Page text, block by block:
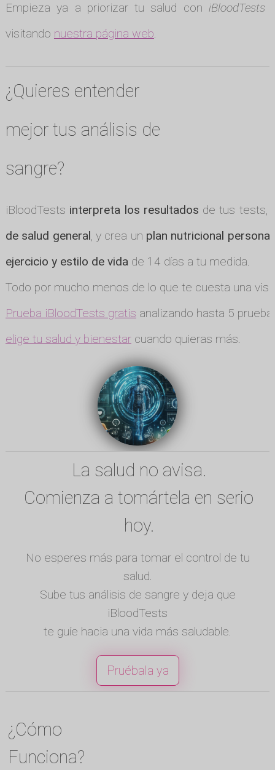
Empieza ya a priorizar tu salud coniBloodTests
visitando nuestra página web.
¿Quieres entender
mejor tus análisis de
sangre?
iBloodTests interpreta los resultados de tus tests,
de salud general, y crea un plan nutricional
ejercicio y estilo de vidade 14 días a tu medida.
Todo por mucho menos de lo que te cuesta una
Prueba iBloodTests gratis analizando hasta 5
elige tu salud y bienestarcuando quieras más.
La salud no avisa.
Comienza a tomártela en serio
hoy.
No esperes más para tomar el control de tu
salud.
Sube tus análisis de sangre y deja que
iBloodTests
te guíe hacia una vida más saludable.
Pruébala ya
¿Cómo
Funciona?